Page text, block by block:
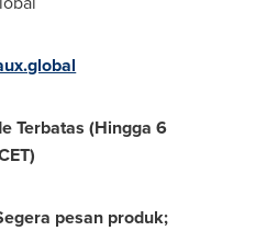
Terbatas (Hingga 6
)
pesan produk;